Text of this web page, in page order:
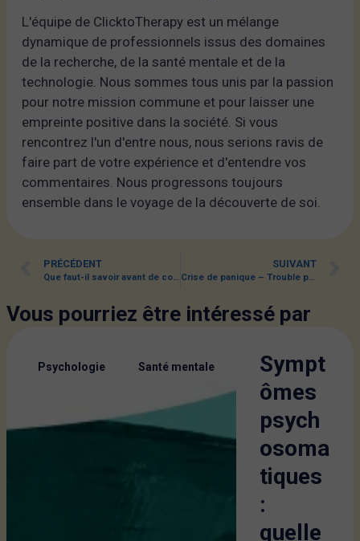
L'équipe de ClicktoTherapy est un mélange
dynamique de professionnels issus des domaines
de la recherche, de la santé mentale et de la
technologie. Nous sommes tous unis par la passion
pour notre mission commune et pour laisser une
empreinte positive dans la société. Si vous
rencontrez l'un d'entre nous, nous serions ravis de
faire part de votre expérience et d'entendre vos
commentaires. Nous progressons toujours
ensemble dans le voyage de la découverte de soi.
PRÉCÉDENT
Que faut-il savoir avant de commencer une psychothérapie ?
SUIVANT
Crise de panique – Trouble panique
Vous pourriez être intéressé par
Psychologie Santé mentale
Sympt
ômes
psych
osoma
tiques
:
quelle